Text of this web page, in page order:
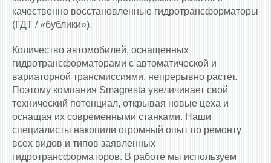
качественно восстановленные гидротрансформаторы
(ГДТ / «бублики»).
Количество автомобилей, оснащенных
гидротрансформаторами c автоматической и
вариаторной трансмиссиями, непрерывно растет.
Поэтому компания Smagresta увеличивает свой
технический потенциал, открывая новые цеха и
оснащая их современными станками. Наши
специалисты накопили огромный опыт по ремонту
всех видов и типов заявленных
гидротрансформаторов. В работе мы используем